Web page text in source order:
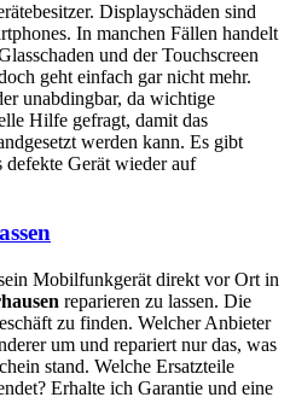
Displayschäden sind
In manchen Fällen handelt
und der Touchscreen
geht einfach gar nicht mehr.
unabdingbar, da wichtige
Hilfe gefragt, damit das
werden kann. Es gibt
Gerät wieder auf
Mobilfunkgerät direkt vor Ort in
reparieren zu lassen. Die
zu finden. Welcher Anbieter
um und repariert nur das, was
stand. Welche Ersatzteile
Erhalte ich Garantie und eine